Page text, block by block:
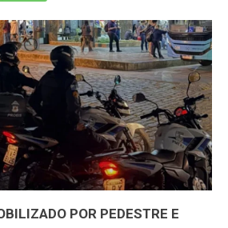
POR PEDESTRE E